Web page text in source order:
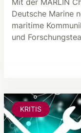
Mit der MARLIN
Deutsche Marine
maritime
und
KRITIS